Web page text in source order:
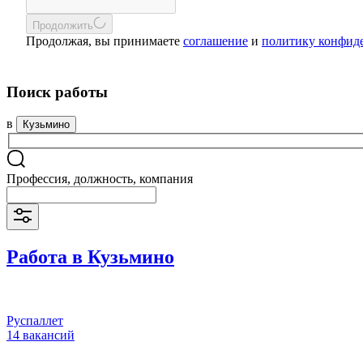
Продолжить
Продолжая, вы принимаете соглашение и политику
Поиск работы
в Кузьмино
Профессия, должность, компания
Работа в Кузьмино
Руспаллет
14 вакансий